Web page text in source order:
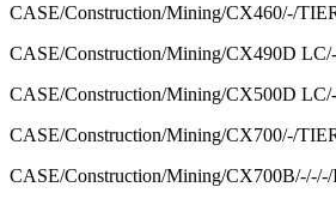
CASE/Construction/Mining/CX460/-/
CASE/Construction/Mining/CX490D
CASE/Construction/Mining/CX500D
CASE/Construction/Mining/CX700/-/
CASE/Construction/Mining/